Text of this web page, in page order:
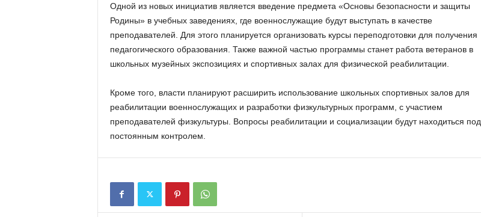
Одной из новых инициатив является введение предмета «Основы безопасности и защиты
Родины» в учебных заведениях, где военнослужащие будут выступать в качестве
преподавателей. Для этого планируется организовать курсы переподготовки для получения
педагогического образования. Также важной частью программы станет работа ветеранов в
школьных музейных экспозициях и спортивных залах для физической реабилитации.
Кроме того, власти планируют расширить использование школьных спортивных залов для
реабилитации военнослужащих и разработки физкультурных программ, с участием
преподавателей физкультуры. Вопросы реабилитации и социализации будут находиться под
постоянным контролем.